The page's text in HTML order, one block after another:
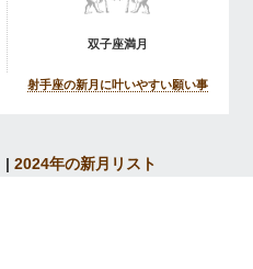
双子座満月
射手座の新月に叶いやすい願い事
| 2024年の新月リスト